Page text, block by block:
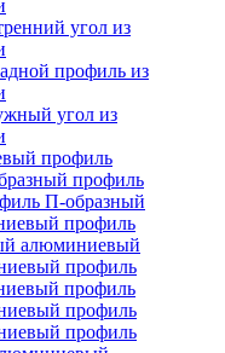
угол из
профиль из
угол из
профиль
профиль
П-образный
профиль
алюминиевый
профиль
профиль
профиль
профиль